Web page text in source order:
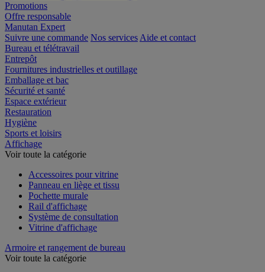
Promotions
Offre responsable
Manutan Expert
Suivre une commande Nos services Aide et contact
Bureau et télétravail
Entrepôt
Fournitures industrielles et outillage
Emballage et bac
Sécurité et santé
Espace extérieur
Restauration
Hygiène
Sports et loisirs
Affichage
Voir toute la catégorie
Accessoires pour vitrine
Panneau en liège et tissu
Pochette murale
Rail d'affichage
Système de consultation
Vitrine d'affichage
Armoire et rangement de bureau
Voir toute la catégorie